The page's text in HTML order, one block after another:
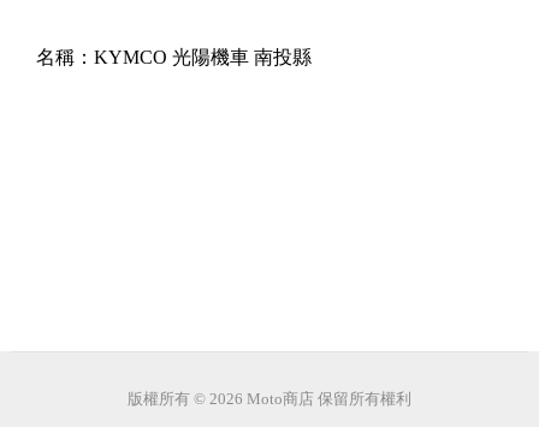
名稱： KYMCO 光陽機車 南投縣
版權所有 © 2026 Moto商店 保留所有權利